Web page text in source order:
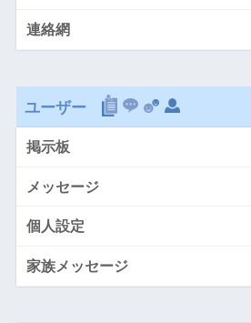
連絡網
ユーザー
掲示板
メッセージ
個人設定
家族メッセージ